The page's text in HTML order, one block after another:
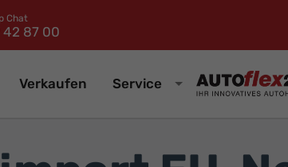
Chat
42 87 00
Verkaufen Service